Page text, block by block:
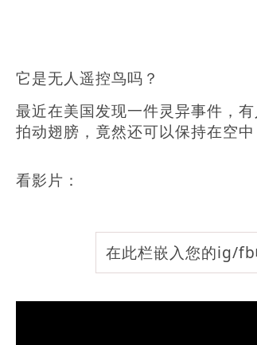
它是无人遥控鸟吗？
最近在美国发现一件灵异事件，
拍动翅膀，竟然还可以保持在空中
看影片：
在此栏嵌入您的ig/fb